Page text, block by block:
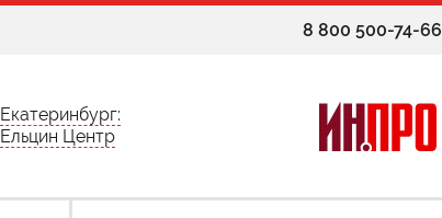
8 800 500-74-66
Екатеринбург:
Ельцин Центр